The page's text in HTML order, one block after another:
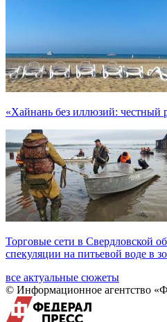
«Хайнань без иллюзий: честный
Торговые сети в Свердловской
спекуляции на питьевой воде в
все актуальные сюжеты
© Информационное агентство